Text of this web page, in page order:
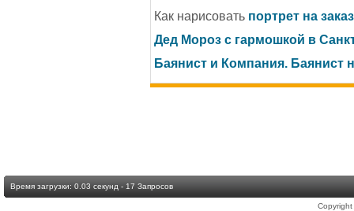
Как нарисовать портрет на заказ
Дед Мороз с гармошкой в
Баянист и Компания. Баянист
Время загрузки: 0.03 секунд - 17 Запросов